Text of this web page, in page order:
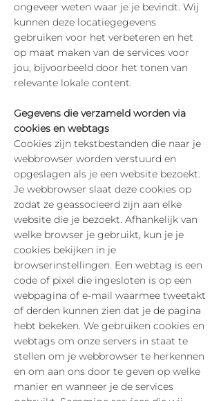
ongeveer weten waar je je bevindt. Wij
kunnen deze locatiegegevens
gebruiken voor het verbeteren en het
op maat maken van de services voor
jou, bijvoorbeeld door het tonen van
relevante lokale content.
Gegevens die verzameld worden via
cookies en webtags
Cookies zijn tekstbestanden die naar je
webbrowser worden verstuurd en
opgeslagen als je een website bezoekt.
Je webbrowser slaat deze cookies op
zodat ze geassocieerd zijn aan elke
website die je bezoekt. Afhankelijk van
welke browser je gebruikt, kun je je
cookies bekijken in je
browserinstellingen. Een webtag is een
code of pixel die ingesloten is op een
webpagina of e-mail waarmee tweetakt
of derden kunnen zien dat je de pagina
hebt bekeken. We gebruiken cookies en
webtags om onze servers in staat te
stellen om je webbrowser te herkennen
en om aan ons door te geven op welke
manier en wanneer je de services